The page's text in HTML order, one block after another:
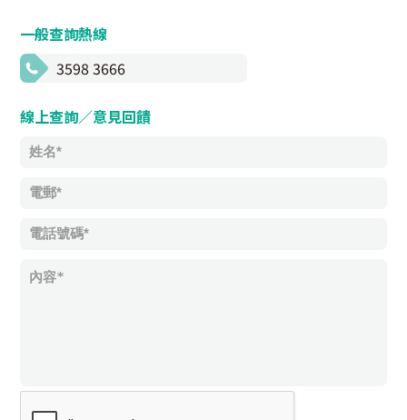
一般查詢熱線
3598 3666
線上查詢／意見回饋